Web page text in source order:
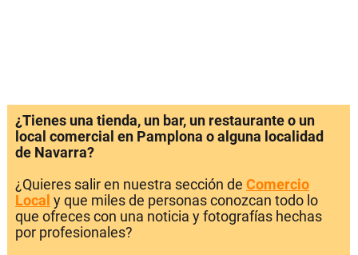
¿Tienes una tienda, un bar, un restaurante o un
local comercial en Pamplona o alguna localidad
de Navarra?
¿Quieres salir en nuestra sección de Comercio
Local y que miles de personas conozcan todo lo
que ofreces con una noticia y fotografías hechas
por profesionales?